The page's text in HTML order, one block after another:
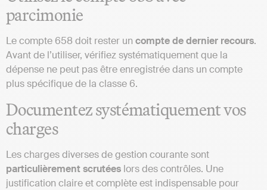
parcimonie
Le compte 658 doit rester un compte de dernier recours.
Avant de l’utiliser, vérifiez systématiquement que la
dépense ne peut pas être enregistrée dans un compte
plus spécifique de la classe 6.
Documentez systématiquement vos
charges
Les charges diverses de gestion courante sont
particulièrement scrutées lors des contrôles. Une
justification claire et complète est indispensable pour